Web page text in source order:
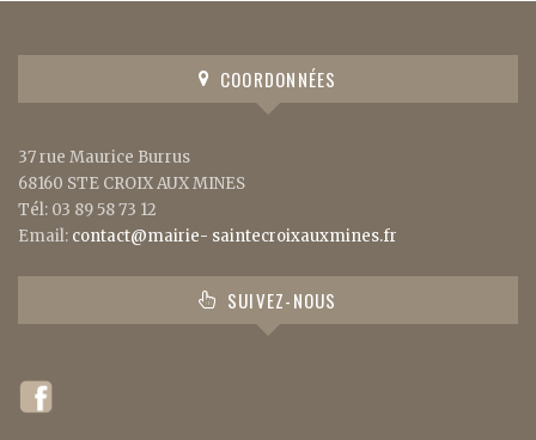
COORDONNÉES
37 rue Maurice Burrus
68160 STE CROIX AUX MINES
Tél: 03 89 58 73 12
Email: contact@mairie- saintecroixauxmines.fr
SUIVEZ-NOUS